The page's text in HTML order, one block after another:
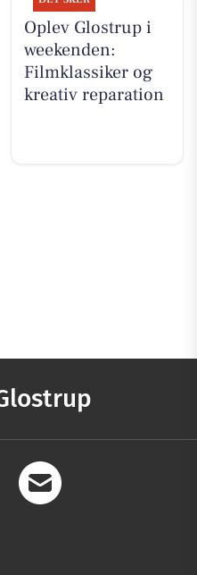
Oplev Glostrup i
weekenden:
Filmklassiker og
kreativ reparation